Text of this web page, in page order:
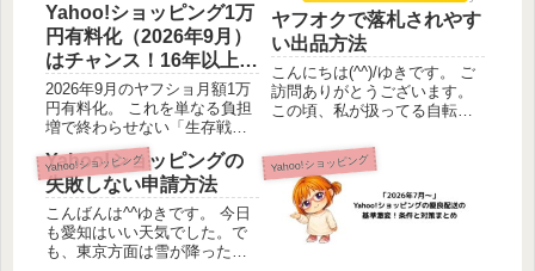
Yahoo!ショッピング1万
円有料化（2026年9月）
はチャンス！16年以上物
販を続ける私の生存戦略
2026年9月のヤフショ月額1万
円有料化。 これを単なる負担
増で終わらせない「生存戦
略」とは？中国輸入と物販に
向き合って16年以上の専門家
が、優良配送の苦労や最新広
告の活用法から見つけた、ピ
ンチをチャンスに変えて売上
を伸ばす本質を語ります。
ヤフオクで落札されやす
い出品方法
こんにちは(^^)/ゆきです。 ご
訪問ありがとうございます。
この頃、私が扱ってる自転車
と言っても、コロナの影響
で、電車通勤が怖い！ 更に運
動不足解消にも一役買ってい
るようです。 実際、自転車に
乗ってる人ってダイ...
Yahoo!ショッピング
Yahoo!ショッピングの
失敗しない申請方法
こんばんは^^ゆきです。 今日
も愛知はいい天気でした。で
も、東京方面は雪が降ったと
Yahoo!ショッピング